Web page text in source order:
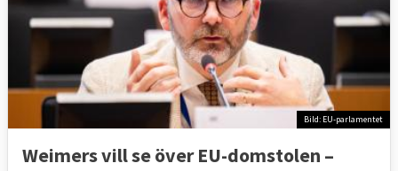
Bild: EU-parlamentet
Weimers vill se över EU-domstolen –